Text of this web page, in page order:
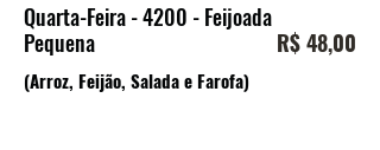
Quarta-Feira - 4200 - Feijoada
Pequena
(Arroz, Feijão, Salada e Farofa)
R$ 48,00